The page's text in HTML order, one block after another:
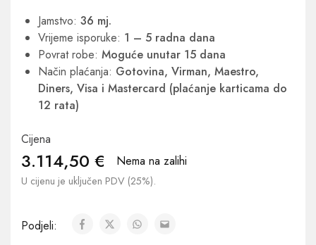
Jamstvo: 36 mj.
Vrijeme isporuke: 1 – 5 radna dana
Povrat robe: Moguće unutar 15 dana
Način plaćanja: Gotovina, Virman, Maestro,
Diners, Visa i Mastercard (plaćanje karticama do
12 rata)
Cijena
3.114,50 € Nema na zalihi
U cijenu je uključen PDV (25%).
Podjeli: